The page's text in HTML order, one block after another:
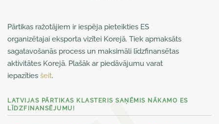
Pārtikas ražotājiem ir iespēja pieteikties ES
organizētajai eksporta vizītei Korejā. Tiek apmaksāts
sagatavošanās process un maksimāli līdzfinansētas
aktivitātes Korejā. Plašāk ar piedāvājumu varat
iepazīties šeit.
LATVIJAS PĀRTIKAS KLASTERIS SAŅĒMIS NĀKAMO ES
LĪDZFINANSĒJUMU!